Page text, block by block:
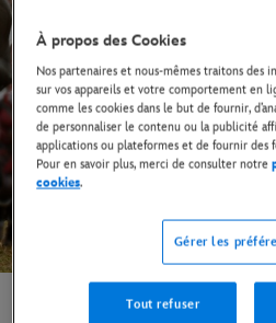
À propos des Cookies
Nos partenaires et nous-mêmes traitons des
sur vos appareils et votre comportement en
comme les cookies dans le but de fournir,
de personnaliser le contenu ou la publicité
applications ou plateformes et de fournir des
Pour en savoir plus, merci de consulter notre
cookies.
Gérer les
Tout refuser